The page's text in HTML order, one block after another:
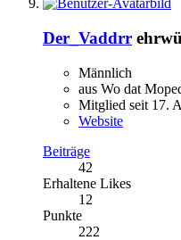
Der_Vaddrr
Männlich
aus Wo dat
Mitglied seit 17.
Website
Beiträge
42
Erhaltene Likes
12
Punkte
222